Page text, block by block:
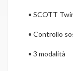
• SCOTT
• Controllo
• 3 modalità